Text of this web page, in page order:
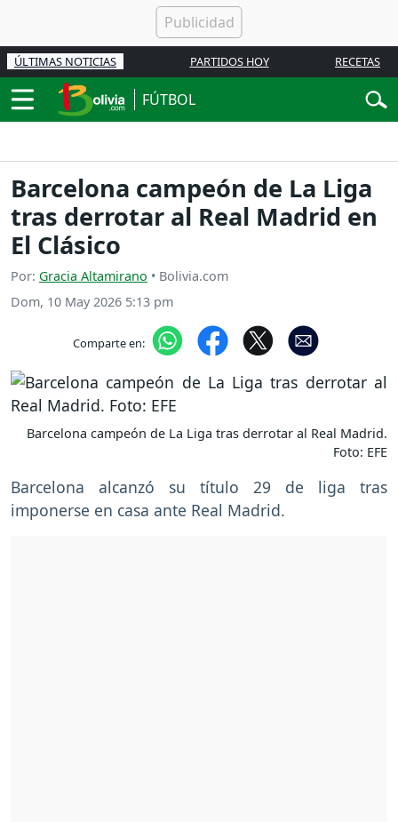
ÚLTIMAS NOTICIAS PARTIDOS HOY RECETAS
FÚTBOL
Barcelona campeón de La Liga
tras derrotar al Real Madrid en
El Clásico
Por: Gracia Altamirano • Bolivia.com
Dom, 10 May 2026 5:13 pm
Comparte en:
Barcelona campeón de La Liga tras derrotar al Real Madrid.
Foto: EFE
Barcelona alcanzó su título 29 de liga tras
imponerse en casa ante Real Madrid.